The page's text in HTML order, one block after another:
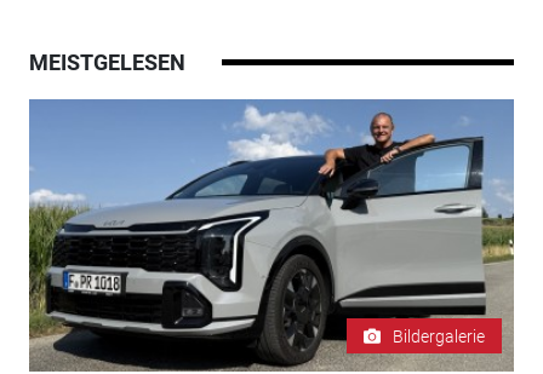
MEISTGELESEN
Bildergalerie